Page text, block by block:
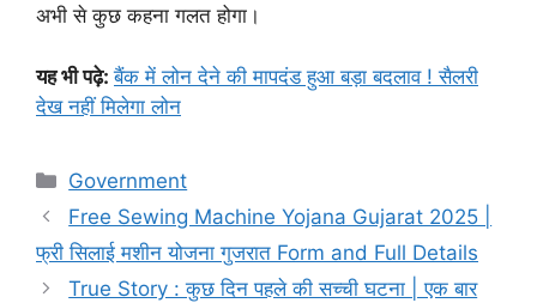
अभी से कुछ कहना गलत होगा।
यह भी पढ़े:बैंक में लोन देने की मापदंड हुआ बड़ा बदलाव ! सैलरी
देख नहीं मिलेगा लोन
Categories
Government
Free Sewing Machine Yojana Gujarat 2025 |
फ्री सिलाई मशीन योजना गुजरात Form and Full Details
True Story : कुछ दिन पहले की सच्ची घटना | एक बार